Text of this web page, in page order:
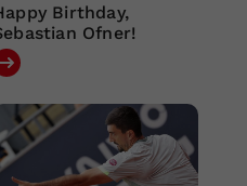
Birthday,
Ofner!